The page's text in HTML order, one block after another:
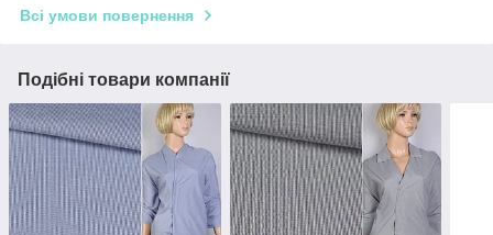
Всі умови повернення
Подібні товари компанії